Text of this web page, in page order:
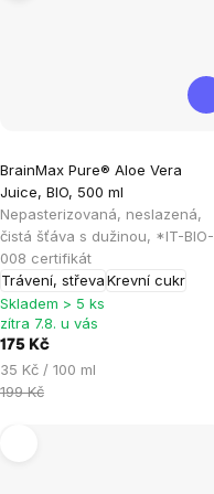
BrainMax Pure® Aloe Vera
Juice, BIO, 500 ml
Nepasterizovaná, neslazená,
čistá šťáva s dužinou, *IT-BIO-
008 certifikát
Trávení, střevaKrevní cukr
hodnocení
produktu
je
5,0
z
5
hvězdiček.
Skladem > 5 ks
zítra 7.8. u vás
175 Kč
Měrná
cena:
35 Kč / 100 ml
199 Kč